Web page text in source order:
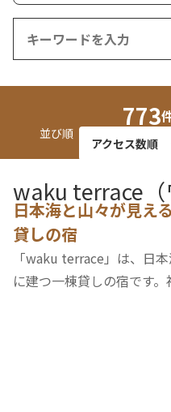
773
並び順
アクセス数順
更新順
waku terrace（
日本海と山々が見え
貸しの宿
「waku terrace」は、日
に建つ一棟貸しの宿です